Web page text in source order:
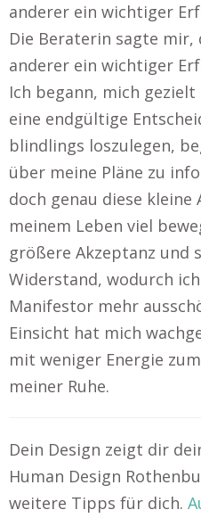
anderer ein wichtiger
Die Beraterin sagte mir,
anderer ein wichtiger
Ich begann, mich
eine endgültige
blindlings loszulegen,
über meine Pläne zu
doch genau diese kleine
meinem Leben viel
größere Akzeptanz und
Widerstand, wodurch
Manifestor mehr
Einsicht hat mich
mit weniger Energie
meiner Ruhe.
Dein Design zeigt dir
Human Design
weitere Tipps für dich.